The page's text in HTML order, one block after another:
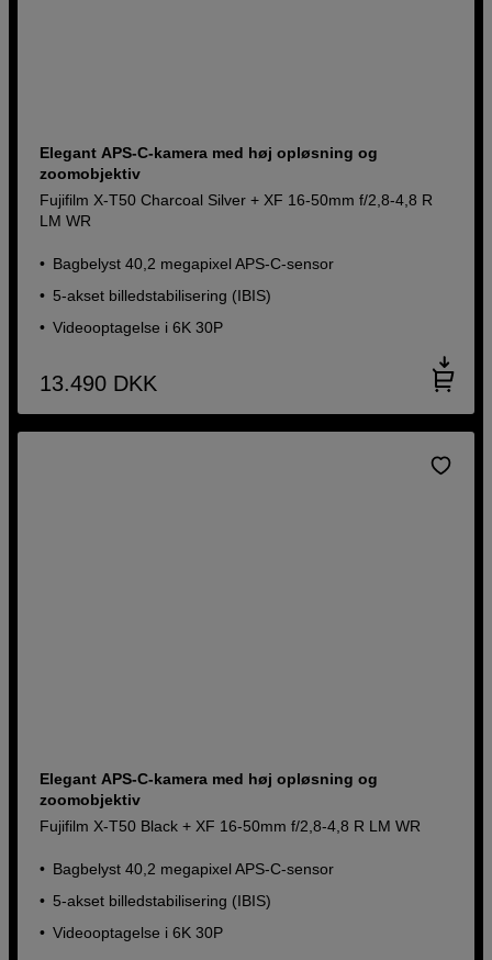
Elegant APS-C-kamera med høj opløsning og
zoomobjektiv
Fujifilm X-T50 Charcoal Silver + XF 16-50mm f/2,8-4,8 R
LM WR
Bagbelyst 40,2 megapixel APS-C-sensor
5-akset billedstabilisering (IBIS)
Videooptagelse i 6K 30P
13.490 DKK
Elegant APS-C-kamera med høj opløsning og
zoomobjektiv
Fujifilm X-T50 Black + XF 16-50mm f/2,8-4,8 R LM WR
Bagbelyst 40,2 megapixel APS-C-sensor
5-akset billedstabilisering (IBIS)
Videooptagelse i 6K 30P